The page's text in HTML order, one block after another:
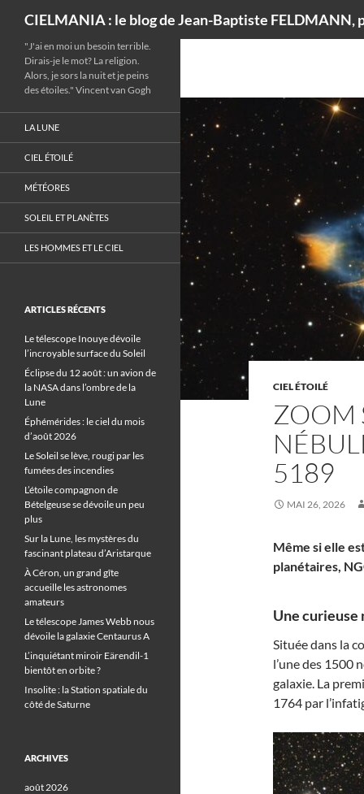
CIELMANIA : le blog de Jean-Baptiste FELDMANN,
CIEL ÉTOILÉ
ZOOM
5189
MAI 26, 2026
Même si elle
planétaires,
Une curieuse
Située dans la
l’une des 1500
galaxie. La
1764 par
"J'ai en moi un besoin terrible.
Dirais-je le mot? La religion.
Alors, je sors la nuit et je peins
des étoiles." Vincent van Gogh
LA LUNE
CIEL ÉTOILÉ
MÉTÉORES
SOLEIL ET PLANÈTES
LES HOMMES ET LE CIEL
ARTICLES RÉCENTS
Le télescope Inouye dévoile
l’incroyable surface du Soleil
Éclipse du 12 août : un avion de
la NASA dans l’ombre de la
Lune
Éphémérides : le ciel du mois
d’août 2026
Le Soleil se lève, rougi par les
fumées des incendies
L’étoile compagnon de
Bételgeuse se dévoile un peu
plus
Sur la Lune, les mystères du
fascinant plateau d’Aristarque
À Céron, un grand gîte
accueille les astronomes
amateurs
Le télescope James Webb nous
dévoile la galaxie Centaurus A
L’inquiétant miroir Eärendil-1
bientôt en orbite ?
Insolite : la Station spatiale du
côté de Saturne
ARCHIVES
août 2026